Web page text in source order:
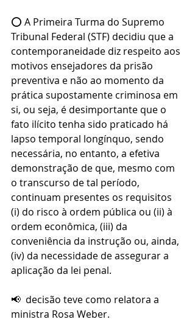
⭕ A Primeira Turma do Supremo
Tribunal Federal (STF) decidiu que a
contemporaneidade diz respeito aos
motivos ensejadores da prisão
preventiva e não ao momento da
prática supostamente criminosa em
si, ou seja, é desimportante que o
fato ilícito tenha sido praticado há
lapso temporal longínquo, sendo
necessária, no entanto, a efetiva
demonstração de que, mesmo com
o transcurso de tal período,
continuam presentes os requisitos
(i) do risco à ordem pública ou (ii) à
ordem econômica, (iii) da
conveniência da instrução ou, ainda,
(iv) da necessidade de assegurar a
aplicação da lei penal.
📢  decisão teve como relatora a
ministra Rosa Weber.